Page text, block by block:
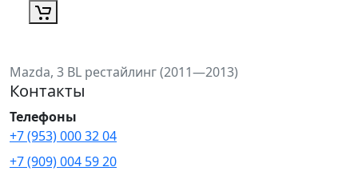
Mazda, 3 BL рестайлинг (2011—2013)
Контакты
Телефоны
+7 (953) 000 32 04
+7 (909) 004 59 20